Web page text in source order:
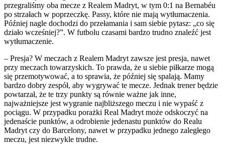
przegraliśmy oba mecze z Realem Madryt, w tym 0:1 na Bernabéu
po strzałach w poprzeczkę. Passy, które nie mają wytłumaczenia.
Później nagle dochodzi do przełamania i sam siebie pytasz: „co się
działo wcześniej?”. W futbolu czasami bardzo trudno znaleźć jest
wytłumaczenie.
– Presja? W meczach z Realem Madryt zawsze jest presja, nawet
przy meczach towarzyskich. To prawda, że u siebie piłkarze mogą
się przemotywować, a to sprawia, że później się spalają. Mamy
bardzo dobry zespół, aby wygrywać te mecze. Jednak trener będzie
powtarzał, że te trzy punkty są równie ważne jak inne,
najważniejsze jest wygranie najbliższego meczu i nie wypaść z
pociągu. W przypadku porażki Real Madryt może odskoczyć na
jedenaście punktów, a odrobienie jedenastu punktów do Realu
Madryt czy do Barcelony, nawet w przypadku jednego zaległego
meczu, jest niezwykle trudne.